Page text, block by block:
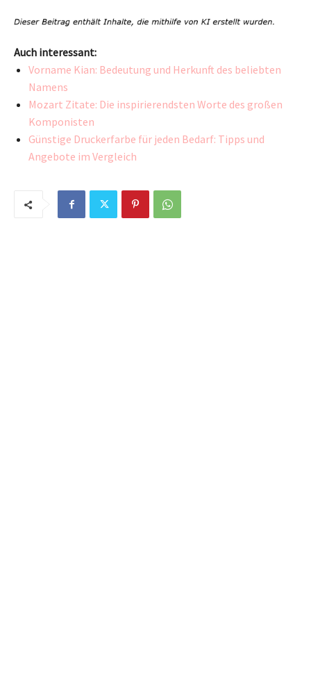
Auch interessant:
Vorname Kian: Bedeutung und Herkunft des beliebten
Namens
Mozart Zitate: Die inspirierendsten Worte des großen
Komponisten
Günstige Druckerfarbe für jeden Bedarf: Tipps und
Angebote im Vergleich